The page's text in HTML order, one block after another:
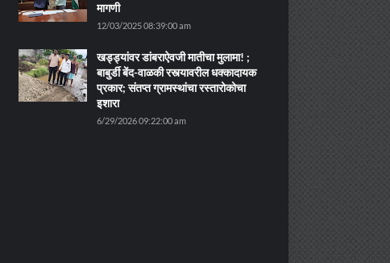
मागणी
12/03/2025 08:39:00 am
खड्ड्यांवर डांबराऐवजी मातीचा मुलामा! ;
बाबुर्डी बेंद-वाळकी रस्त्यावरील धक्कादायक
प्रकार; संतप्त ग्रामस्थांचा रस्तारोकोचा
इशारा
6/29/2026 09:22:00 am